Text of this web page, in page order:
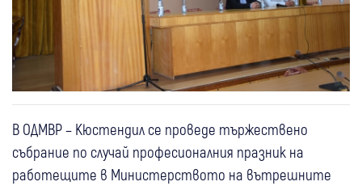
В ОДМВР – Кюстендил се проведе тържествено
събрание по случай професионалния празник на
работещите в Министерството на вътрешните